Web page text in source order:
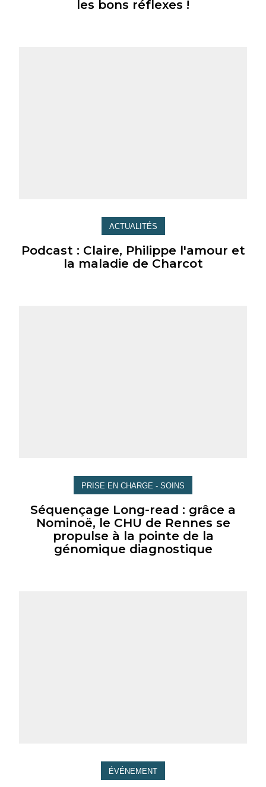
les bons réflexes !
ACTUALITÉS
Podcast : Claire, Philippe l'amour et
la maladie de Charcot
PRISE EN CHARGE - SOINS
Séquençage Long-read : grâce a
Nominoë, le CHU de Rennes se
propulse à la pointe de la
génomique diagnostique
ÉVÉNEMENT